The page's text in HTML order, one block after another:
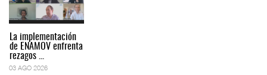
La implementación
de ENAMOV enfrenta
rezagos ...
03 AGO 2026